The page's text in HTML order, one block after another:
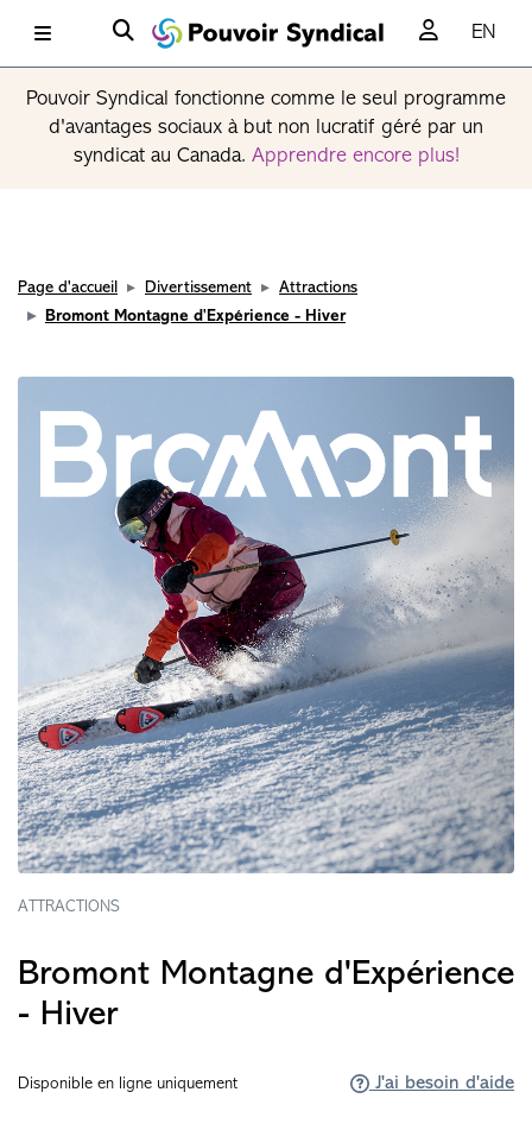
EN
Pouvoir Syndical fonctionne comme le seul programme
d'avantages sociaux à but non lucratif géré par un
syndicat au Canada. Apprendre encore plus!
Page d'accueil Divertissement
Attractions
Bromont Montagne d'Expérience - Hiver
ATTRACTIONS
Bromont Montagne d'Expérience
- Hiver
Disponible en ligne uniquement J'ai besoin d'aide